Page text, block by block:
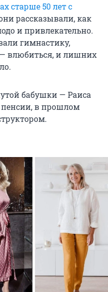
старше 50 лет с
рассказывали, как
и привлекательно.
гимнастику,
влюбиться, и лишних
бабушки — Раиса
пенсии, в прошлом